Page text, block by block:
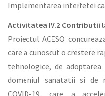
Implementarea interfetei
Activitatea IV.2 Contributii
Proiectul ACESO
care a cunoscut o crestere
tehnologice, de
domeniul sanatatii si de
COVID-19, care a